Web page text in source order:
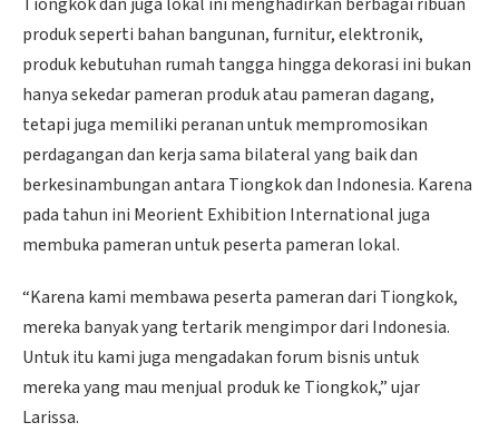
produk seperti bahan bangunan, furnitur, elektronik,
produk kebutuhan rumah tangga hingga dekorasi ini bukan
hanya sekedar pameran produk atau pameran dagang,
tetapi juga memiliki peranan untuk mempromosikan
perdagangan dan kerja sama bilateral yang baik dan
berkesinambungan antara Tiongkok dan Indonesia. Karena
pada tahun ini Meorient Exhibition International juga
membuka pameran untuk peserta pameran lokal.
“Karena kami membawa peserta pameran dari Tiongkok,
mereka banyak yang tertarik mengimpor dari Indonesia.
Untuk itu kami juga mengadakan forum bisnis untuk
mereka yang mau menjual produk ke Tiongkok,” ujar
Larissa.